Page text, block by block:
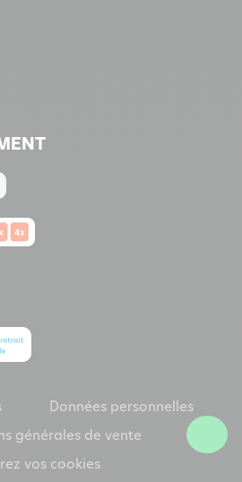
Données personnelles
générales de vente
vos cookies